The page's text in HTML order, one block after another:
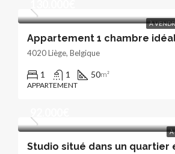
À
Appartement 1 chambre
4020 Liège, Belgique
1 1 50m²
APPARTEMENT
À